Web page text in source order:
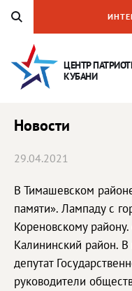
ЦЕНТР
КУБАНИ
Новости
29.04.2021
В Тимашевском
памяти». Лампаду с
Кореновскому
Калининский район.
депутат
руководители